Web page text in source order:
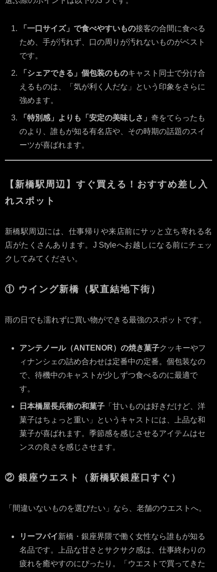
「一口サイズ」で食べやすいもの接客の合間に食べる
ため、手が汚れず、口の周りが汚れないものがベスト
です。
「シェアできる」個包装のものキャスト同士で分け合
えるものは、「気が利く人だな」という印象をさらに
強めます。
「特別感」よりも「安定の美味しさ」 奇をてらったも
のより、誰もが知る有名店や、その時期の話題のスイ
ーツが喜ばれます。
【新橋駅周辺】すぐ買える！おすすめ差し入
れスポット
新橋駅周辺には、仕事帰りや来店前にサッと立ち寄れる名
店がたくさんあります。J Styleへお越しになる前にチェッ
クしてみてください。
① ウイング新橋（駅直結地下街）
雨の日でも濡れずに買い物ができる最強のスポットです。
アンテノール（ANTENOR）の焼き菓子クッキーやフ
ィナンシェの詰め合わせは定番中の定番。個包装なの
で、待機中のキャストが少しずつ食べるのに最適で
す。
日本橋屋長兵衛の和菓子 「甘いものは好きだけど、洋
菓子はちょっと重い」というキャストには、上品な和
菓子が喜ばれます。季節感を感じさせるアイテムはセ
ンスの良さを感じさせます。
② 銀座ウエスト（新橋駅銀座口すぐ）
「間違いないものを選びたい」なら、老舗のウエストへ。
リーフパイ新橋・銀座界隈で働く女性なら誰もが知る
名品です。上品な甘さとサクサク感は、仕事終わりの
疲れを癒やすのにぴったり。「ウエストで買ってきた